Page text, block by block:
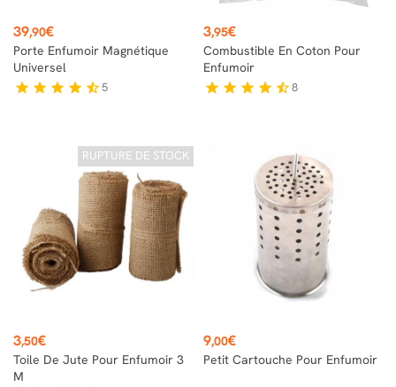
Prix
39,90€
Porte Enfumoir Magnétique
Universel
star star star star star_half5
Prix
3,95€
Combustible En Coton Pour
Enfumoir
star star star star star_half8
RUPTURE DE STOCK
Prix
3,50€
Toile De Jute Pour Enfumoir 3
M
Prix
9,00€
Petit Cartouche Pour Enfumoir